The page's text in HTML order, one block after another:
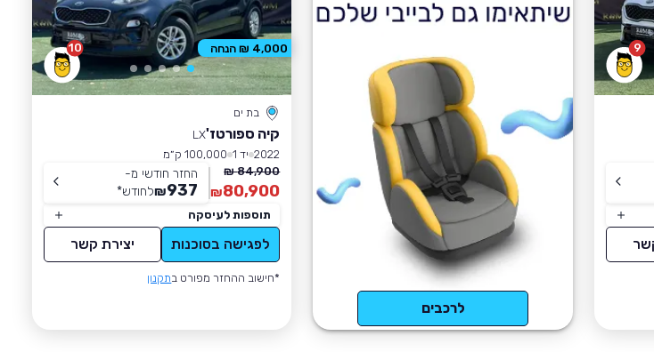
9
לרכבים
10
בת ים
קיה ספורטז'LX
2022 יד 1
100,000 ק״מ
84,900 ₪
80,900
₪
החזר חודשי מ-
937
₪לחודש*
תוספות לעיסקה
לפגישה בסוכנות יצירת קשר
*חישוב ההחזר מפורט בתקנון
4,000 ₪ הנחה